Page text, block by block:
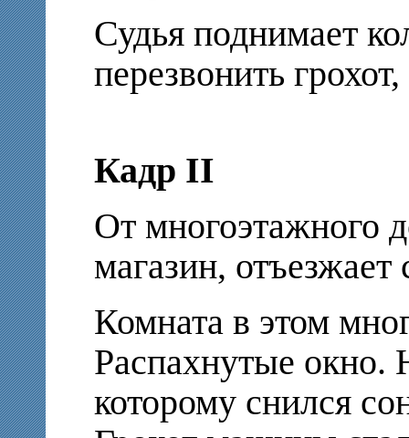
Судья поднимает
перезвонить
Кадр II
От многоэтажного
магазин, отъезжает
Комната в этом
Распахнутые окно.
которому снился